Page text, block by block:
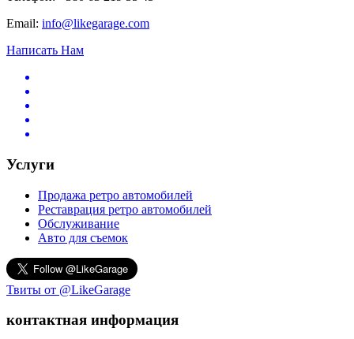
Email: info@likegarage.com
Написать Нам
Услуги
Продажа ретро автомобилей
Реставрация ретро автомобилей
Обслуживание
Авто для съемок
Твиты от @LikeGarage
контактная информация